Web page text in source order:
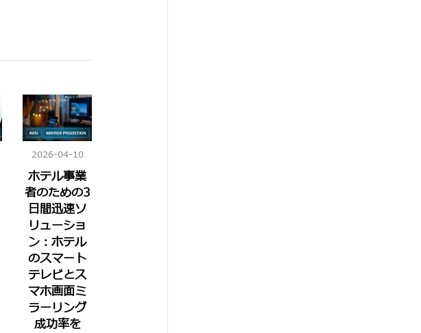
2026-04-10
ホテル事業
者のための3
日間迅速ソ
リューショ
ン：ホテル
のスマート
テレビとス
マホ画面ミ
ラーリング
成功率を